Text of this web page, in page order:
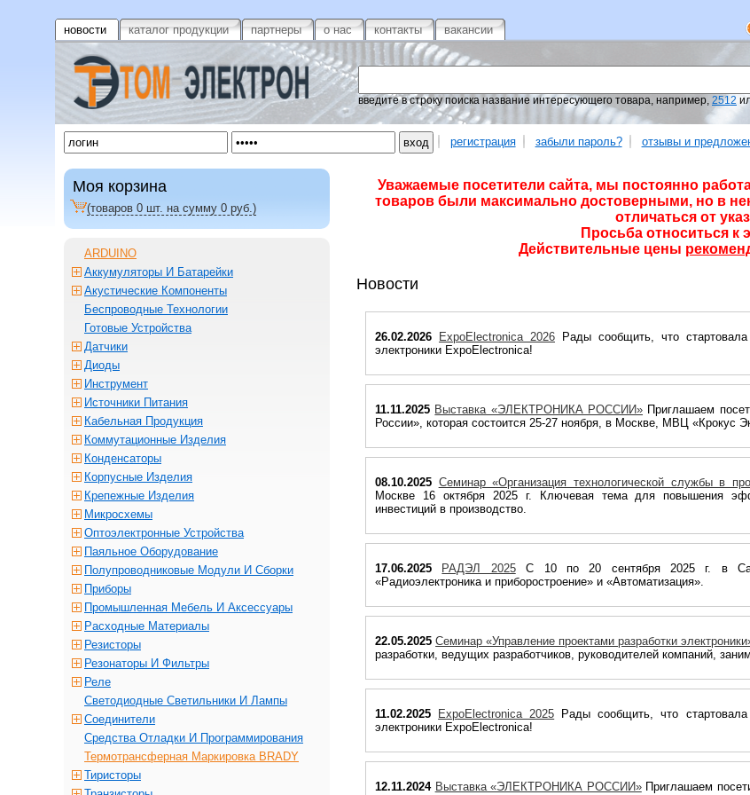
новости каталог продукции партнеры о нас контакты вакансии
введите в строку поиска название интересующего товара, например, 2512
регистрация забыли пароль? отзывы и
Уважаемые посетители сайта, мы постоянно
товаров были максимально достоверными, но в
отличаться от
Просьба относиться к
Действительные цены
Новости
26.02.2026 ExpoElectronica 2026 Рады сообщить, что
электроники ExpoElectronica!
11.11.2025 Выставка «ЭЛЕКТРОНИКА РОССИИ» Приглашаем
России», которая состоится 25-27 ноября, в Москве, МВЦ «Крокус
08.10.2025 Семинар «Организация технологической службы в
Москве 16 октября 2025 г. Ключевая тема для повышения
инвестиций в производство.
17.06.2025 РАДЭЛ 2025С 10 по 20 сентября 2025 г. в
«Радиоэлектроника и приборостроение» и «Автоматизация».
22.05.2025 Семинар «Управление проектами разработки
разработки, ведущих разработчиков, руководителей компаний,
11.02.2025 ExpoElectronica 2025 Рады сообщить, что
электроники ExpoElectronica!
12.11.2024 Выставка «ЭЛЕКТРОНИКА РОССИИ»Приглашаем
Моя корзина
(товаров 0 шт. на сумму 0 руб.)
ARDUINO
Аккумуляторы И Батарейки
Акустические Компоненты
Беспроводные Технологии
Готовые Устройства
Датчики
Диоды
Инструмент
Источники Питания
Кабельная Продукция
Коммутационные Изделия
Конденсаторы
Корпусные Изделия
Крепежные Изделия
Микросхемы
Оптоэлектронные Устройства
Паяльное Оборудование
Полупроводниковые Модули И Сборки
Приборы
Промышленная Мебель И Аксессуары
Расходные Материалы
Резисторы
Резонаторы И Фильтры
Реле
Светодиодные Светильники И Лампы
Соединители
Средства Отладки И Программирования
Термотрансферная Маркировка BRADY
Тиристоры